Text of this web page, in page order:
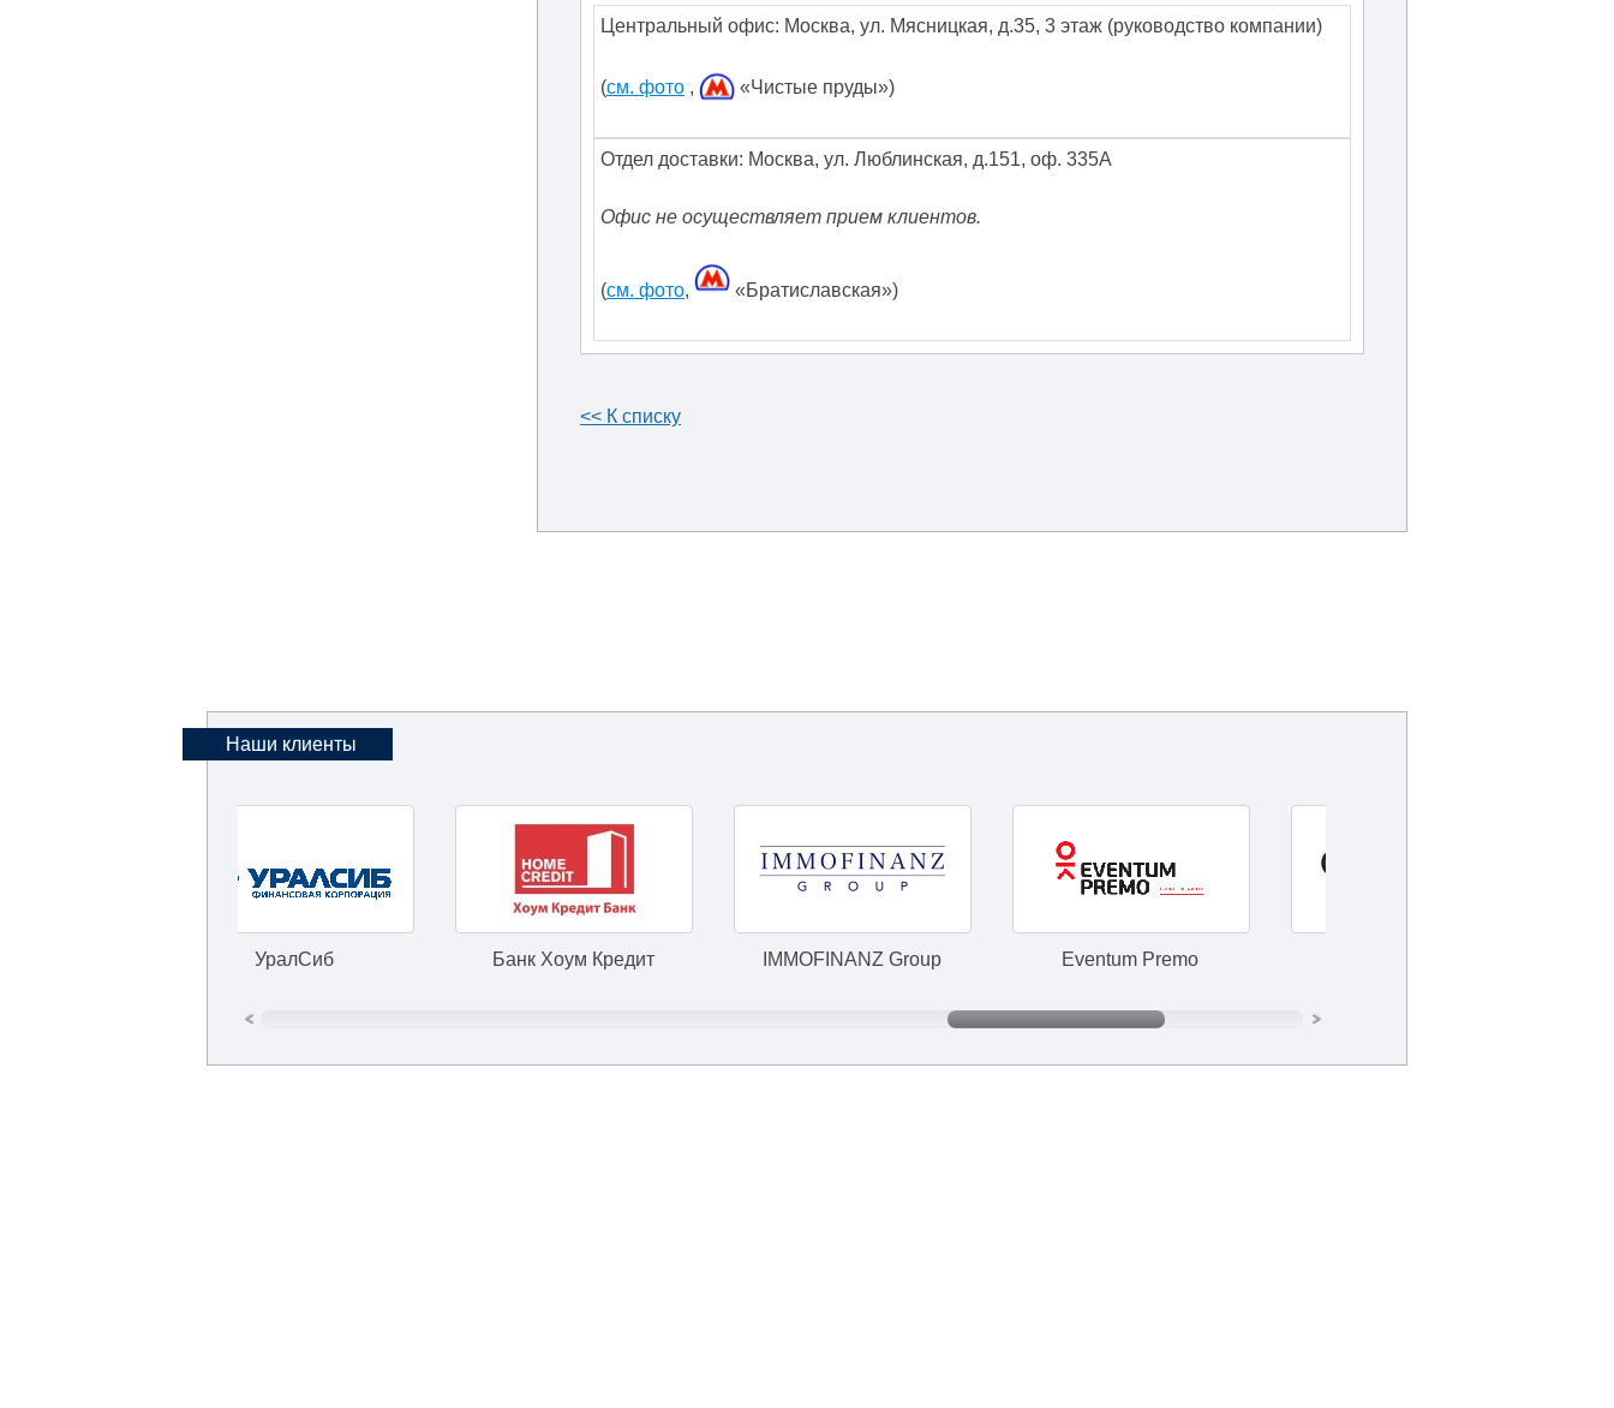
Центральный офис: Москва, ул. Мясницкая, д.35, 3 этаж (руководство компании)
(см. фото , «Чистые пруды»)
Отдел доставки: Москва, ул. Люблинская, д.151, оф. 335А
Офис не осуществляет прием клиентов.
(см. фото, «Братиславская»)
<< К списку
Наши клиенты
Банк Хоум Кредит IMMOFINANZ Group Eventum Premo